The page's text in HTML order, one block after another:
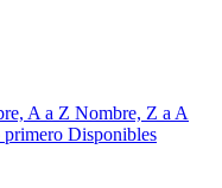
A a Z Nombre, Z a A
primero Disponibles